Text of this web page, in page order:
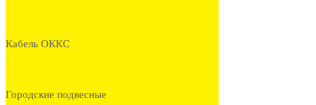
Кабель ОККС
Городские подвесные